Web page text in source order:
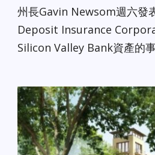
州長Gavin Newsom週六發
Deposit Insurance
Silicon Valley Bank資產的事